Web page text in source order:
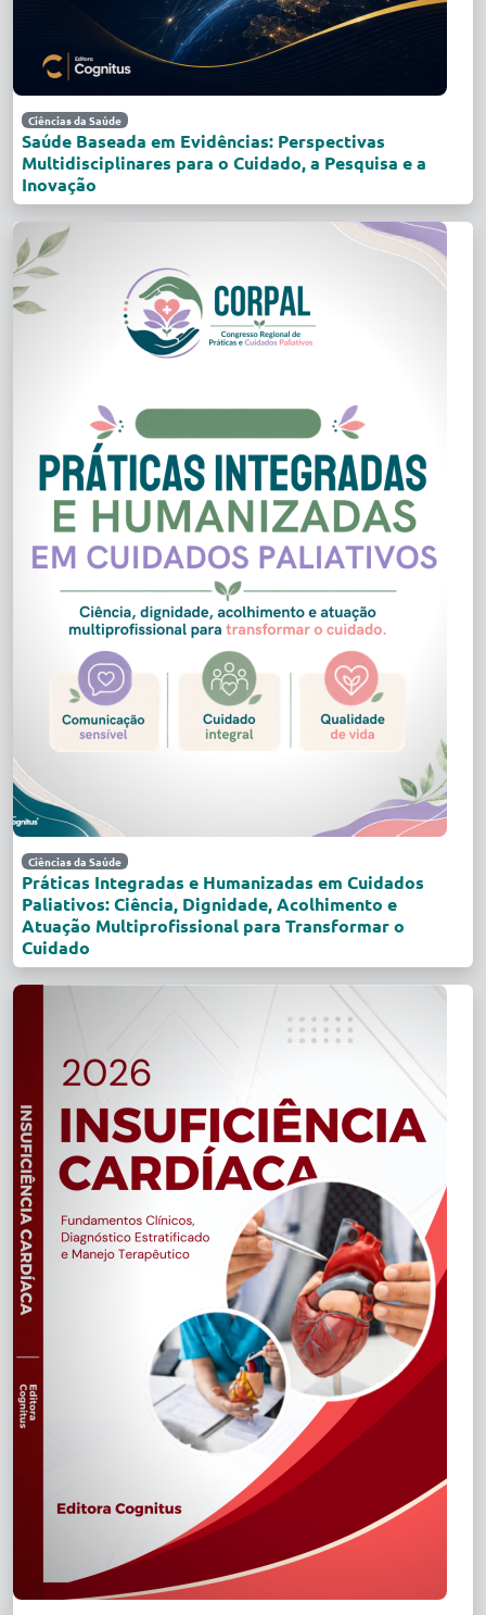
Ciências da Saúde
Saúde Baseada em Evidências: Perspectivas
Multidisciplinares para o Cuidado, a Pesquisa e a
Inovação
Ciências da Saúde
Práticas Integradas e Humanizadas em Cuidados
Paliativos: Ciência, Dignidade, Acolhimento e
Atuação Multiprofissional para Transformar o
Cuidado